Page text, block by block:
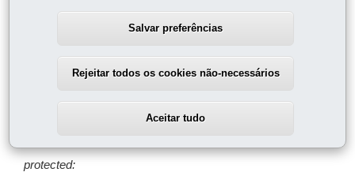
A Classe Contrato define uma interface para todos os
contratos na hierarquia, independente se ele é um projeto
class Contrato{
const char* _name;
protected:
Salvar preferências
Rejeitar todos os cookies não-necessários
Aceitar tudo